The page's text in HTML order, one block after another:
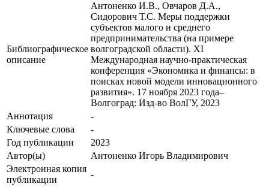
Библиографическое
описание
Антоненко И.В., Овчаров Д.А.,
Сидорович Т.С. Меры поддержки
субъектов малого и среднего
предпринимательства (на примере
волгоградской области). XI
Международная научно-практическая
конференция «Экономика и финансы: в
поисках новой модели инновационного
развития». 17 ноября 2023 года–
Волгоград: Изд-во ВолГУ, 2023
Аннотация
-
Ключевые cлова
-
Год публикации
2023
Автор(ы)
Антоненко Игорь Владимирович
Электронная копия
публикации
-